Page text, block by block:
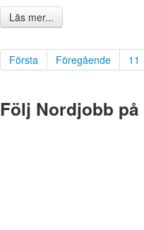
Läs mer...
Första Föregående 11
Följ Nordjobb på